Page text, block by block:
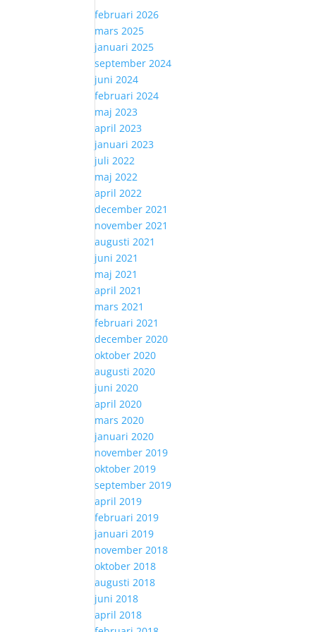
februari 2026
mars 2025
januari 2025
september 2024
juni 2024
februari 2024
maj 2023
april 2023
januari 2023
juli 2022
maj 2022
april 2022
december 2021
november 2021
augusti 2021
juni 2021
maj 2021
april 2021
mars 2021
februari 2021
december 2020
oktober 2020
augusti 2020
juni 2020
april 2020
mars 2020
januari 2020
november 2019
oktober 2019
september 2019
april 2019
februari 2019
januari 2019
november 2018
oktober 2018
augusti 2018
juni 2018
april 2018